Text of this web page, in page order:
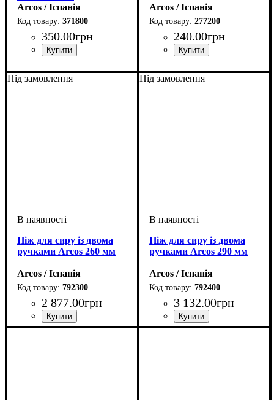
Arcos / Іспанія
371800
350.00грн
Arcos / Іспанія
277200
240.00грн
Під замовлення
Ніж для сиру із двома
ручками Arcos 260 мм
Arcos / Іспанія
792300
2 877.00грн
Під замовлення
Ніж для сиру із двома
ручками Arcos 290 мм
Arcos / Іспанія
792400
3 132.00грн